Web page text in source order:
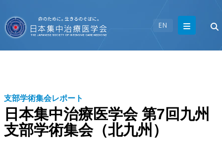
EN
支部学術集会レポート
日本集中治療医学会 第7回九州
支部学術集会（北九州）